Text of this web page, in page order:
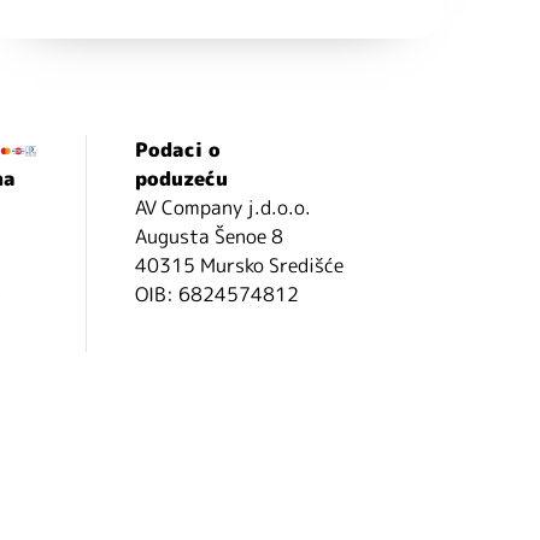
Podaci o
poduzeću
AV Company j.d.o.o.
Augusta Šenoe 8
40315 Mursko Središće
OIB: 6824574812